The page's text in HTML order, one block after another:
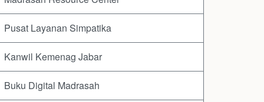
Pusat Layanan Simpatika
Kanwil Kemenag Jabar
Buku Digital Madrasah